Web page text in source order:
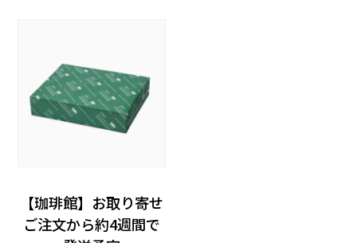
【珈琲館】お取り寄せ
ご注文から約4週間で